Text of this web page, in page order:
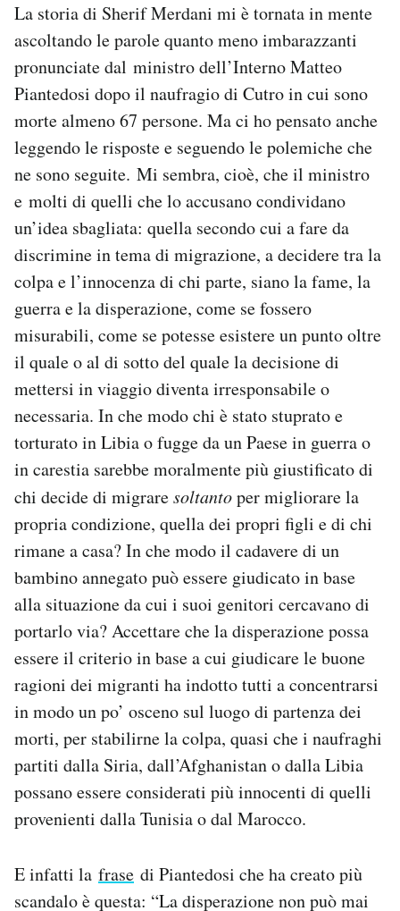
La storia di Sherif Merdani mi è tornata in mente
ascoltando le parole quanto meno imbarazzanti
pronunciate dal ministro dell’Interno Matteo
Piantedosi dopo il naufragio di Cutro in cui sono
morte almeno 67 persone. Ma ci ho pensato anche
leggendo le risposte e seguendo le polemiche che
ne sono seguite. Mi sembra, cioè, che il ministro
e molti di quelli che lo accusano condividano
un’idea sbagliata: quella secondo cui a fare da
discrimine in tema di migrazione, a decidere tra la
colpa e l’innocenza di chi parte, siano la fame, la
guerra e la disperazione, come se fossero
misurabili, come se potesse esistere un punto oltre
il quale o al di sotto del quale la decisione di
mettersi in viaggio diventa irresponsabile o
necessaria. In che modo chi è stato stuprato e
torturato in Libia o fugge da un Paese in guerra o
in carestia sarebbe moralmente più giustificato di
chi decide di migraresoltantoper migliorare la
propria condizione, quella dei propri figli e di chi
rimane a casa? In che modo il cadavere di un
bambino annegato può essere giudicato in base
alla situazione da cui i suoi genitori cercavano di
portarlo via? Accettare che la disperazione possa
essere il criterio in base a cui giudicare le buone
ragioni dei migranti ha indotto tutti a concentrarsi
in modo un po’ osceno sul luogo di partenza dei
morti, per stabilirne la colpa, quasi che i naufraghi
partiti dalla Siria, dall’Afghanistan o dalla Libia
possano essere considerati più innocenti di quelli
provenienti dalla Tunisia o dal Marocco.
E infatti la frase di Piantedosi che ha creato più
scandalo è questa: “La disperazione non può mai